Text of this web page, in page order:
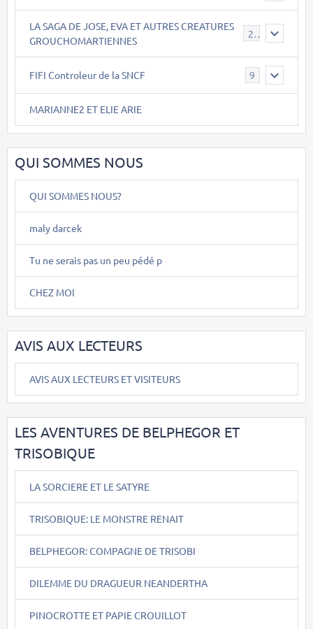
LA SAGA DE JOSE, EVA ET AUTRES CREATURES
GROUCHOMARTIENNES
26
FIFI Controleur de la SNCF 9
MARIANNE2 ET ELIE ARIE
QUI SOMMES NOUS
QUI SOMMES NOUS?
maly darcek
Tu ne serais pas un peu pédé p
CHEZ MOI
AVIS AUX LECTEURS
AVIS AUX LECTEURS ET VISITEURS
LES AVENTURES DE BELPHEGOR ET
TRISOBIQUE
LA SORCIERE ET LE SATYRE
TRISOBIQUE: LE MONSTRE RENAIT
BELPHEGOR: COMPAGNE DE TRISOBI
DILEMME DU DRAGUEUR NEANDERTHA
PINOCROTTE ET PAPIE CROUILLOT